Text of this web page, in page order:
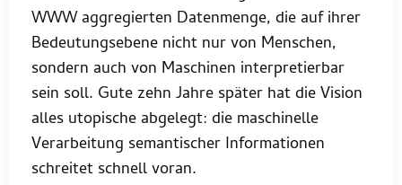
WWW aggregierten Datenmenge, die auf ihrer
Bedeutungsebene nicht nur von Menschen,
sondern auch von Maschinen interpretierbar
sein soll. Gute zehn Jahre später hat die Vision
alles utopische abgelegt: die maschinelle
Verarbeitung semantischer Informationen
schreitet schnell voran.